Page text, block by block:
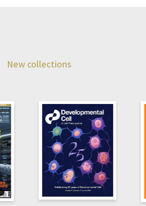
New collections